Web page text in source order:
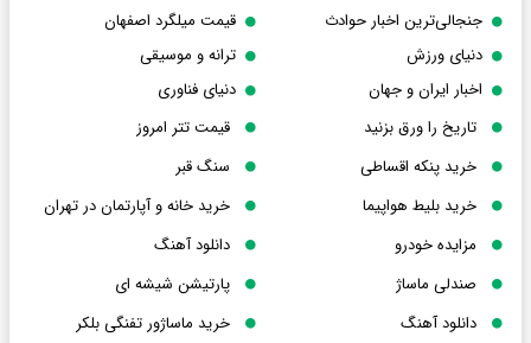
جنجالی‌ترین اخبار حوادث
قیمت میلگرد اصفهان
دنیای ورزش
ترانه و موسیقی
اخبار ایران و جهان
دنیای فناوری
تاریخ را ورق بزنید
قیمت تتر امروز
خرید پنکه اقساطی
سنگ قبر
خرید بلیط هواپیما
خرید خانه و آپارتمان در تهران
مزایده خودرو
دانلود آهنگ
صندلی ماساژ
پارتیشن شیشه ای
دانلود آهنگ
خرید ماساژور تفنگی بلکر